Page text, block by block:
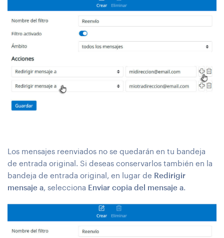
Los mensajes reenviados no se quedarán en tu bandeja
de entrada original. Si deseas conservarlos también en la
bandeja de entrada original, en lugar de Redirigir
mensaje a , selecciona Enviar copia del mensaje a